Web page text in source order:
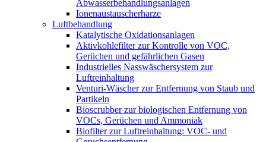
Abwasserbehandlungsanlagen
Ionenaustauscherharze
Luftbehandlung
Katalytische Oxidationsanlagen
Aktivkohlefilter zur Kontrolle von VOC,
Gerüchen und gefährlichen Gasen
Industrielles Nasswäschersystem zur
Luftreinhaltung
Venturi-Wäscher zur Entfernung von Staub und
Partikeln
Bioscrubber zur biologischen Entfernung von
VOCs, Gerüchen und Ammoniak
Biofilter zur Luftreinhaltung: VOC- und